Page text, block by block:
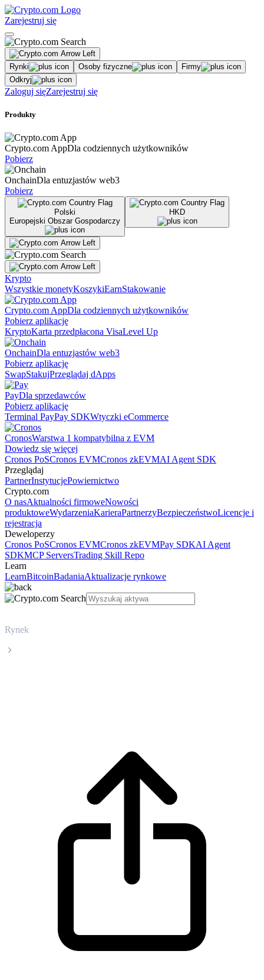
Zarejestruj się
Rynki Osoby fizyczne
Firmy
Odkryj
Zaloguj sięZarejestruj się
Produkty
Crypto.com AppDla codziennych użytkowników
Pobierz
OnchainDla entuzjastów web3
Pobierz
Polski
Europejski Obszar Gospodarczy
HKD
Krypto
Wszystkie monetyKoszykiEarnStakowanie
Crypto.com AppDla codziennych użytkowników
Pobierz aplikację
KryptoKarta przedpłacona VisaLevel Up
OnchainDla entuzjastów web3
Pobierz aplikację
SwapStakujPrzeglądaj dApps
PayDla sprzedawców
Pobierz aplikację
Terminal PayPay SDKWtyczki eCommerce
CronosWarstwa 1 kompatybilna z EVM
Dowiedz się więcej
Cronos PoSCronos EVMCronos zkEVMAI Agent SDK
Przeglądaj
PartnerInstytucjePowiernictwo
Crypto.com
O nasAktualności firmoweNowości
produktoweWydarzeniaKarieraPartnerzyBezpieczeństwoLicencje i
rejestracja
Deweloperzy
Cronos PoSCronos EVMCronos zkEVMPay SDKAI Agent
SDKMCP ServersTrading Skill Repo
Learn
LearnBitcoinBadaniaAktualizacje rynkowe
Rynek